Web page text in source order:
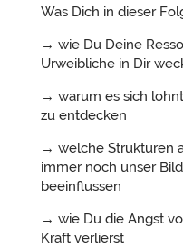
Was Dich in dieser
→ wie Du Deine
Urweibliche in Dir
→ warum es sich
zu entdecken
→ welche Strukturen
immer noch unser
beeinflussen
→ wie Du die Angst
Kraft verlierst